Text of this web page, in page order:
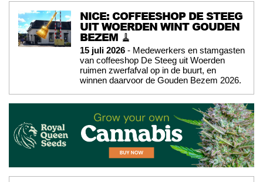
NICE: COFFEESHOP DE STEEG
UIT WOERDEN WINT GOUDEN
BEZEM 🧹
15 juli 2026 - Medewerkers en stamgasten
van coffeeshop De Steeg uit Woerden
ruimen zwerfafval op in de buurt, en
winnen daarvoor de Gouden Bezem 2026.